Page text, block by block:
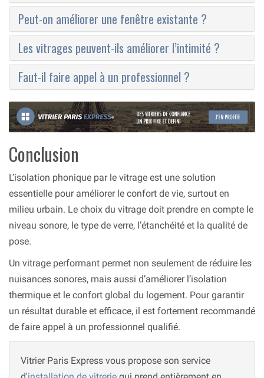
Peut-on améliorer une fenêtre existante ?
Les vitrages peuvent-ils améliorer l’intimité ?
Faut-il faire appel à un professionnel ?
Conclusion
L’isolation phonique par le vitrage est une solution
essentielle pour améliorer le confort de vie, surtout en
milieu urbain. Le choix du vitrage doit prendre en compte le
niveau sonore, le type de verre, l’étanchéité et la qualité de
pose.
Un vitrage performant permet non seulement de réduire les
nuisances sonores, mais aussi d’améliorer l’isolation
thermique et le confort global du logement. Pour garantir
un résultat durable et efficace, il est fortement recommandé
de faire appel à un professionnel qualifié.
Vitrier Paris Express vous propose son service